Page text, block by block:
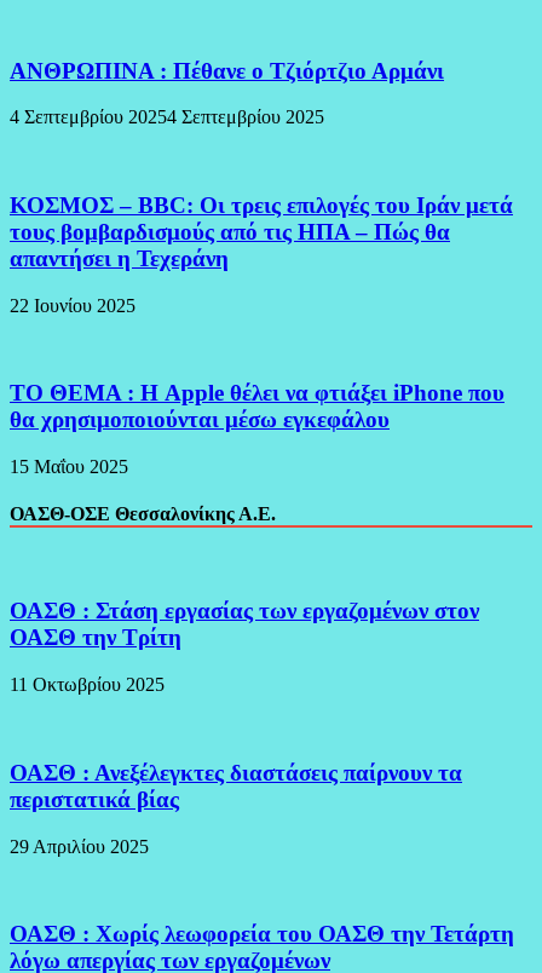
ΑΝΘΡΩΠΙΝΑ : Πέθανε ο Τζιόρτζιο Αρμάνι
4 Σεπτεμβρίου 20254 Σεπτεμβρίου 2025
ΚΟΣΜΟΣ – BBC: Οι τρεις επιλογές του Ιράν μετά
τους βομβαρδισμούς από τις ΗΠΑ – Πώς θα
απαντήσει η Τεχεράνη
22 Ιουνίου 2025
ΤΟ ΘΕΜΑ : Η Apple θέλει να φτιάξει iPhone που
θα χρησιμοποιούνται μέσω εγκεφάλου
15 Μαΐου 2025
ΟΑΣΘ-ΟΣΕ Θεσσαλονίκης Α.Ε.
ΟΑΣΘ : Στάση εργασίας των εργαζομένων στον
ΟΑΣΘ την Τρίτη
11 Οκτωβρίου 2025
ΟΑΣΘ : Ανεξέλεγκτες διαστάσεις παίρνουν τα
περιστατικά βίας
29 Απριλίου 2025
ΟΑΣΘ : Χωρίς λεωφορεία του ΟΑΣΘ την Τετάρτη
λόγω απεργίας των εργαζομένων